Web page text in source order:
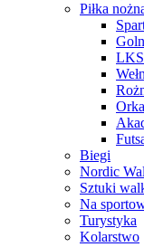
Piłka
Biegi
Nordic
Sztuki
Na
Turystyka
Kolarstwo